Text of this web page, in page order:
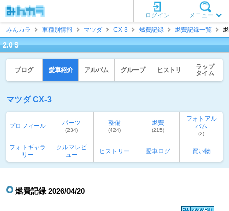
メニュー
ログイン
みんカラ
車種別情報 マツダ CX-3 燃費記録 燃費記録一覧
2.0Ｓ
ブログ 愛車紹介 アルバム グループ ヒストリ
ラップ
タイム
マツダ CX-3
プロフィール パーツ
(234)
整備
(424)
燃費
(215)
フォトアル
バム
(2)
フォトギャラ
リー
クルマレビ
ュー
ヒストリー 愛車ログ 買い物
燃費記録 2026/04/20